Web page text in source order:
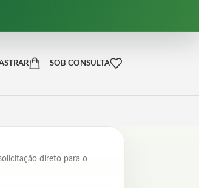
SOB CONSULTA
direto para o